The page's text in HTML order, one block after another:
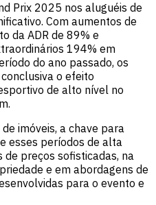
Prix 2025 nos aluguéis de
Com aumentos de
da ADR de 89% e
194% em
do ano passado, os
o efeito
de alto nível no
imóveis, a chave para
esses períodos de alta
preços sofisticadas, na
e em abordagens de
para o evento e